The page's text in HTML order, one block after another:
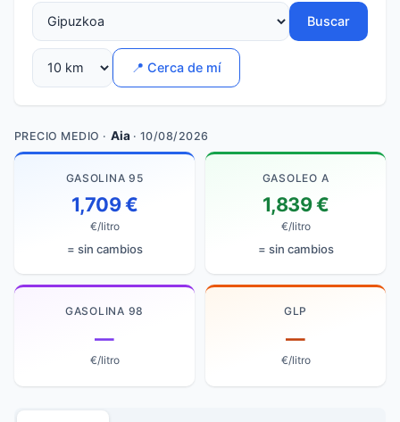
Buscar
📍 Cerca de mí
PRECIO MEDIO · Aia · 10/08/2026
GASOLINA 95
1,709 €
€/litro
= sin cambios
GASOLEO A
1,839 €
€/litro
= sin cambios
GASOLINA 98
—
€/litro
GLP
—
€/litro